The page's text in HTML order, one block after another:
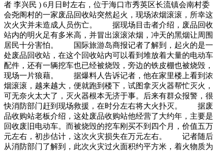
者 李兴民 ) 6月日时左右，位于海口市秀英区长流镇会南村委
会尧阁村的一家废品回收站突然起火，现场浓烟滚滚，所幸这
次火灾并未造成人员伤亡。 据现场目击者介绍，废品回收
站内的明火足有多米高，并冒出滚滚浓烟，冲天的黑烟让周围
居民十分害怕。 国际旅游岛商报记者了解到，起火的是一
处废品回收站，在这个回收站内可以看到堆放着大量的电动车
配件，还有一辆挖车也已经被烧毁，旁边的铁皮棚也被烧毁，
现场一片狼藉。 据爆料人告诉记者，他在家里楼上看到浓
烟滚滚，越来越大，便就跑到楼下，试图拿灭火器帮忙灭火，
可无奈火太大了，灭火器根本无济于事。后来有群众报警，很
快消防部门赶到现场救援，在时分左右将大火扑灭。 据废
品收购站老板介绍，这处废品收购站他经营了大约年，主要是
回收废旧电动车。而被烧毁的挖车刚买不到四个月，价值五万
元左右，初步估计，这次火灾损失在万元左右。 记者随后
从消防部门了解到，此次火灾过火面积约平方米，着火物质为